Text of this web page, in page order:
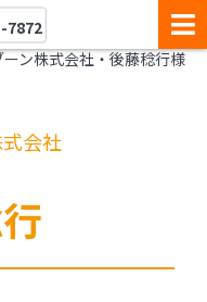
7872
ーン株式会社・後藤稔行様
会社